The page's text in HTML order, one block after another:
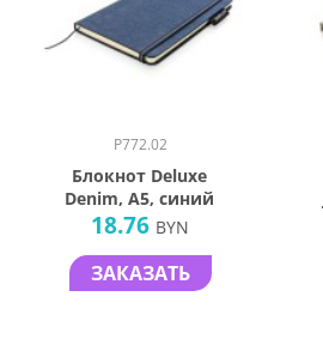
P772.02
Блокнот Deluxe
Denim, A5, синий
18.76 BYN
ЗАКАЗАТЬ